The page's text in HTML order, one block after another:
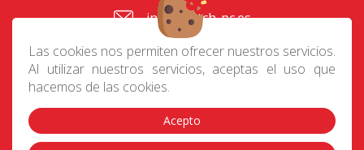
Las cookies nos permiten ofrecer nuestros servicios.
Al utilizar nuestros servicios, aceptas el uso que
hacemos de las cookies.
Acepto
info@batch-pc.es
C/ Gral. Mas de Gaminde
24 35006, Las Palmas
Contacto Aviso Legal|Política de privacidad
|
Preguntas frecuentes|Envíos|Devoluciones|